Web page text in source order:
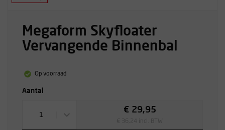
Megaform Skyfloater
Vervangende Binnenbal
Op voorraad
Aantal
1
€ 29,95